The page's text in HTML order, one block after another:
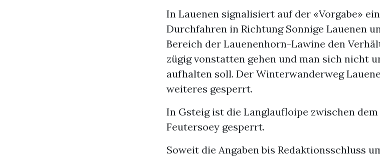
In Lauenen signalisiert auf der «Vorgabe»
Durchfahren in Richtung Sonnige Lauenen
Bereich der Lauenenhorn-Lawine den
zügig vonstatten gehen und man sich nicht
aufhalten soll. Der Winterwanderweg
weiteres gesperrt.
In Gsteig ist die Langlaufloipe zwischen
Feutersoey gesperrt.
Soweit die Angaben bis Redaktionsschluss